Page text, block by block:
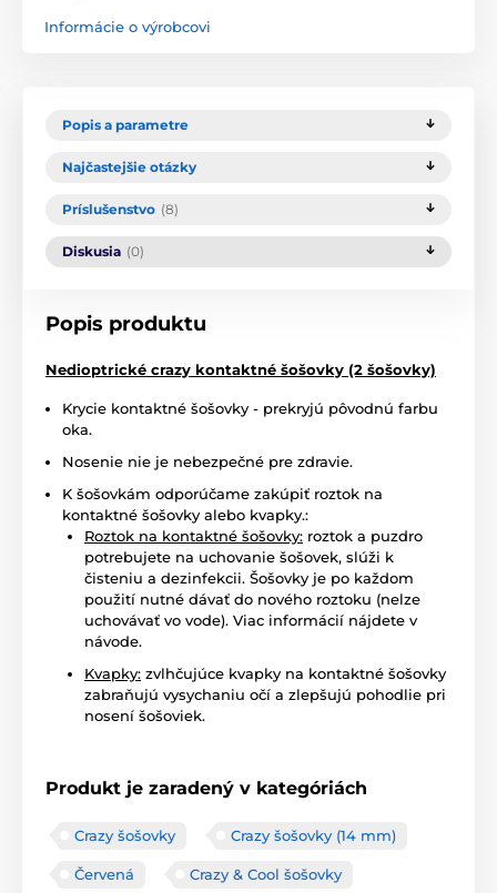
Informácie o výrobcovi
Popis a parametre
Najčastejšie otázky
Príslušenstvo (8)
Diskusia (0)
Popis produktu
Nedioptrické crazy kontaktné šošovky (2 šošovky)
Krycie kontaktné šošovky - prekryjú pôvodnú farbu
oka.
Nosenie nie je nebezpečné pre zdravie.
K šošovkám odporúčame zakúpiť roztok na
kontaktné šošovky alebo kvapky.:
Roztok na kontaktné šošovky: roztok a puzdro
potrebujete na uchovanie šošovek, slúži k
čisteniu a dezinfekcii. Šošovky je po každom
použití nutné dávať do nového roztoku (nelze
uchovávať vo vode). Viac informácií nájdete v
návode.
Kvapky: zvlhčujúce kvapky na kontaktné šošovky
zabraňujú vysychaniu očí a zlepšujú pohodlie pri
nosení šošoviek.
Produkt je zaradený v kategóriách
Crazy šošovky Crazy šošovky (14 mm)
Červená Crazy & Cool šošovky